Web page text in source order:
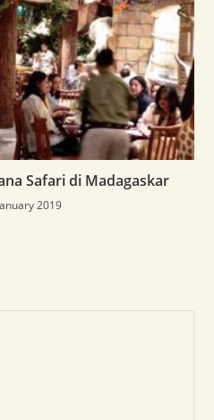
Safari di Madagaskar
2019